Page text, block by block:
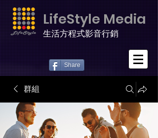
LifeStyle Media
生活方程式影音行銷
Share
群組